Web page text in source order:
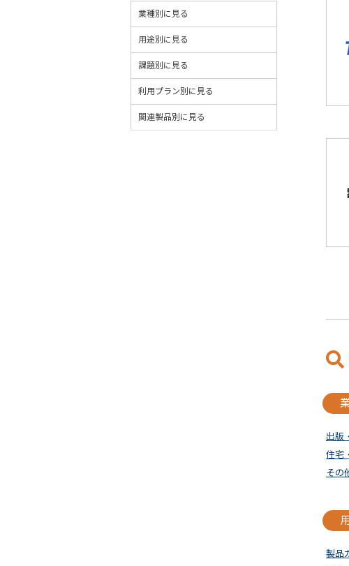
出版
住宅
その
製品
業種別に見る
用途別に見る
課題別に見る
利用プラン別に見る
関連製品別に見る